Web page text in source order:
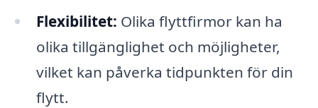
Flexibilitet: Olika flyttfirmor kan ha
olika tillgänglighet och möjligheter,
vilket kan påverka tidpunkten för din
flytt.